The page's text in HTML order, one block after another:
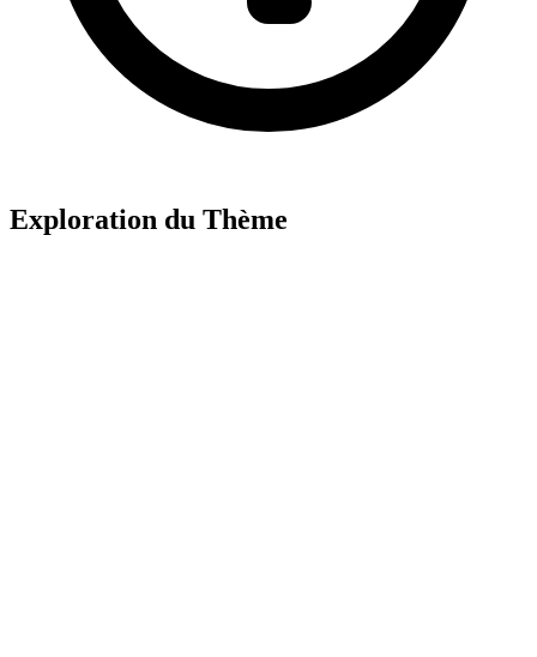
Exploration du Thème